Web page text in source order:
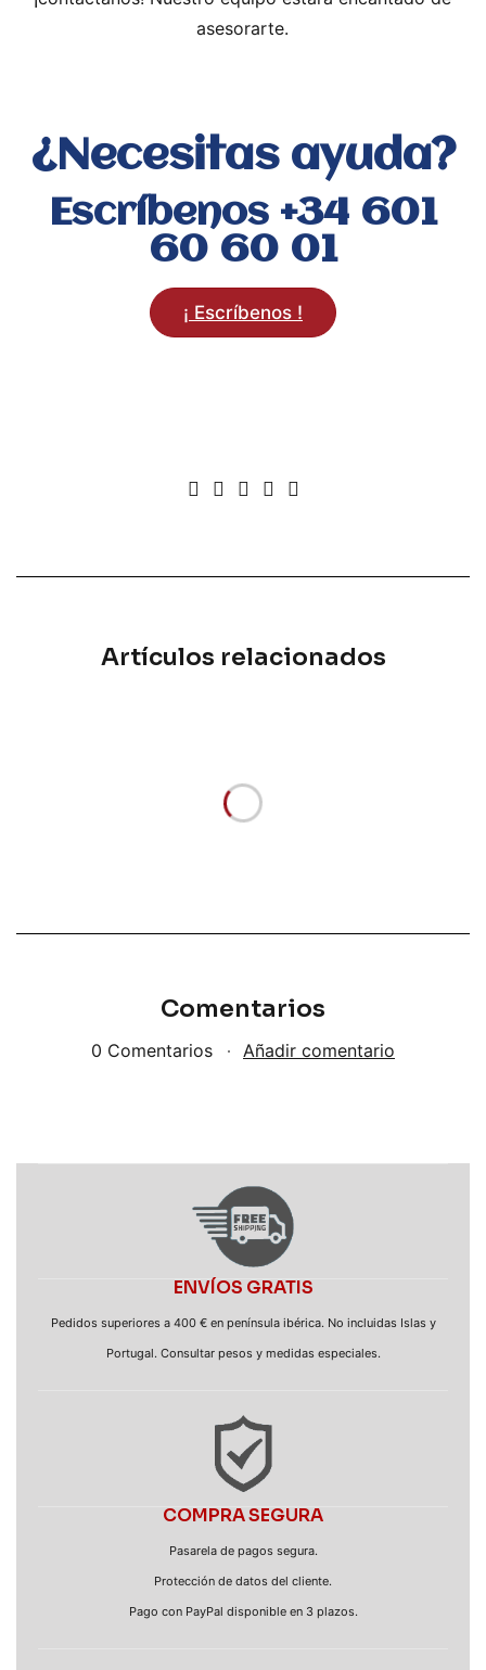
asesorarte.
¿Necesitas ayuda?
Escríbenos +34 601
60 60 01
¡ Escríbenos !
Artículos relacionados
Comentarios
0 Comentarios Añadir comentario
ENVÍOS GRATIS
Pedidos superiores a 400 € en península ibérica. No incluidas Islas y
Portugal. Consultar pesos y medidas especiales.
COMPRA SEGURA
Pasarela de pagos segura.
Protección de datos del cliente.
Pago con PayPal disponible en 3 plazos.